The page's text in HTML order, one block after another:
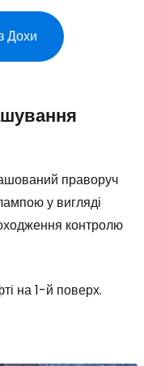
Дохи
праворуч
у вигляді
контролю
на 1-й поверх.